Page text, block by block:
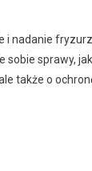
i nadanie
sprawy,
także o